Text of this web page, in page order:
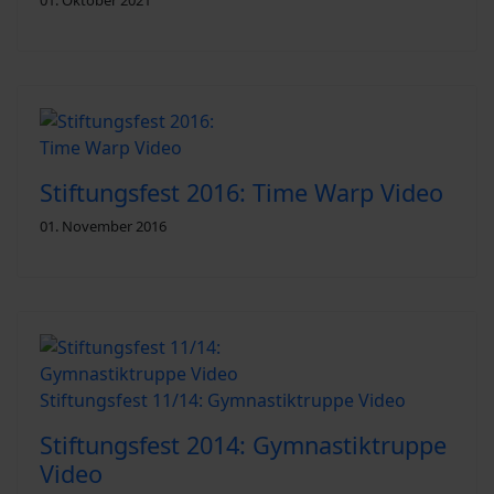
Stiftungsfest 2016: Time Warp Video
01. November 2016
Stiftungsfest 11/14: Gymnastiktruppe Video
Stiftungsfest 2014: Gymnastiktruppe
Video